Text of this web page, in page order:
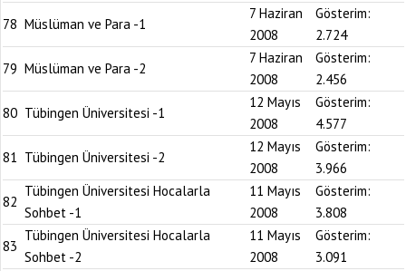
78 Müslüman ve Para -1
7 Haziran
2008
Gösterim:
2.724
79 Müslüman ve Para -2
7 Haziran
2008
Gösterim:
2.456
80 Tübingen Üniversitesi -1
12 Mayıs
2008
Gösterim:
4.577
81 Tübingen Üniversitesi -2
12 Mayıs
2008
Gösterim:
3.966
82
Tübingen Üniversitesi Hocalarla
Sohbet -1
11 Mayıs
2008
Gösterim:
3.808
83
Tübingen Üniversitesi Hocalarla
Sohbet -2
11 Mayıs
2008
Gösterim:
3.091